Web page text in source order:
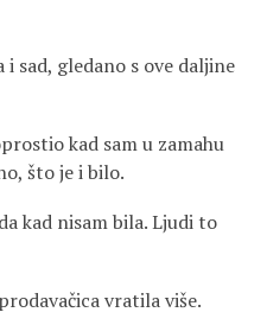
i sad, gledano s ove daljine
kad sam u zamahu
što je i bilo.
kad nisam bila. Ljudi to
vratila više.